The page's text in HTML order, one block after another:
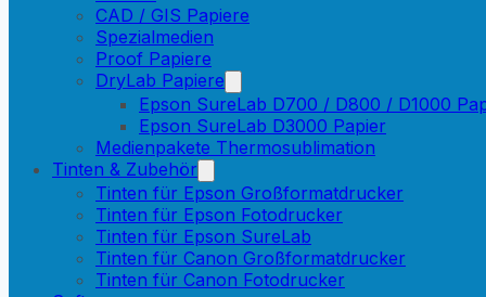
CAD / GIS Papiere
Spezialmedien
Proof Papiere
DryLab Papiere
Epson SureLab D700 / D800 / D1000
Epson SureLab D3000 Papier
Medienpakete Thermosublimation
Tinten & Zubehör
Tinten für Epson Großformatdrucker
Tinten für Epson Fotodrucker
Tinten für Epson SureLab
Tinten für Canon Großformatdrucker
Tinten für Canon Fotodrucker